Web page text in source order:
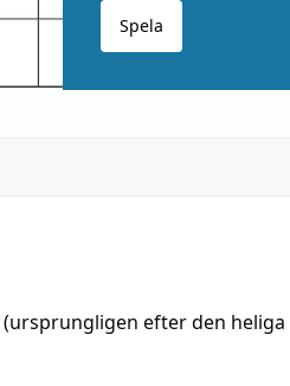
Spela
(ursprungligen efter den